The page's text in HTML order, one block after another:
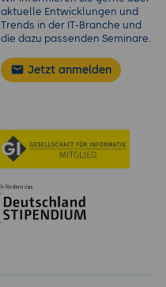
aktuelle Entwicklungen und
Trends in der IT-Branche und
die dazu passenden Seminare.
Jetzt anmelden